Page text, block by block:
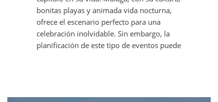
bonitas playas y animada vida nocturna,
ofrece el escenario perfecto para una
celebración inolvidable. Sin embargo, la
planificación de este tipo de eventos puede